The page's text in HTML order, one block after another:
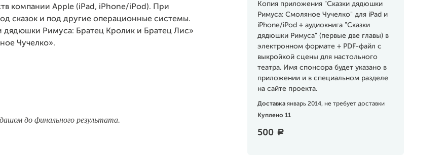
Копия приложения "Сказки дядюшки
Римуса: Смоляное Чучелко" для iPad и
iPhone/iPod + аудиокнига "Сказки
дядюшки Римуса" (первые две главы) в
электронном формате + PDF-файл с
выкройкой сцены для настольного
театра. Имя спонсора будет указано в
приложении и в специальном разделе
на сайте проекта.
Доставка январь 2014, не требует доставки
Куплено 11
500 a
компании Apple (iPad, iPhone/iPod). При
сказок и под другие операционные системы.
дядюшки Римуса: Братец Кролик и Братец Лис»
Чучелко».
до финального результата.